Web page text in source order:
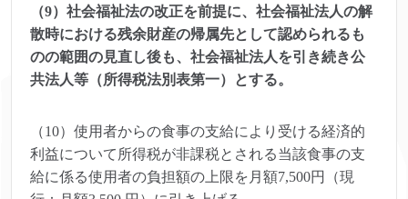
（9）社会福祉法の改正を前提に、社会福祉法人の解
散時における残余財産の帰属先として認められるも
のの範囲の見直し後も、社会福祉法人を引き続き公
共法人等（所得税法別表第一）とする。
（10）使用者からの食事の支給により受ける経済的
利益について所得税が非課税とされる当該食事の支
給に係る使用者の負担額の上限を月額7,500円（現